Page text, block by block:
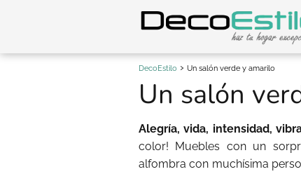
DecoEstilo Un salón verde y amarilo
Un salón
Alegría, vida, intensidad,
color! Muebles con un
alfombra con muchísima